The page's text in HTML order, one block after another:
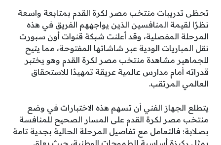
تحظى تدريبات منتخب مصر لكرة القدم بمتابعة واسعة
نظرًا لقيمة المنافسين الذين يواجههم الفريق في هذه
المرحلة المفصلية، وقد أعلنت شبكة قنوات أون سبورت
نقل المباريات الودية عبر شاشاتها المفتوحة، مما يتيح
للجماهير مشاهدة منتخب مصر لكرة القدم وهو يختبر
قدراته أمام مدارس عالمية عريقة تمهيدًا للاستحقاق
العالمي المرتقب.
يتطلع الجهاز الفني أن تسهم هذه الاختبارات في وضع
منتخب مصر لكرة القدم على المسار الصحيح للمنافسة
بصلابة؛ فالتعامل مع تفاصيل المرحلة الحالية بجدية تامة